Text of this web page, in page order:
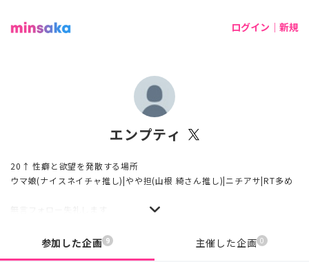
ログイン｜新規
エンプティ
20↑ 性癖と欲望を発散する場所
ウマ娘(ナイスネイチャ推し)|やや担(山根 綺さん推し)|ニチアサ|RT多め
参加した企画 9 主催した企画 0